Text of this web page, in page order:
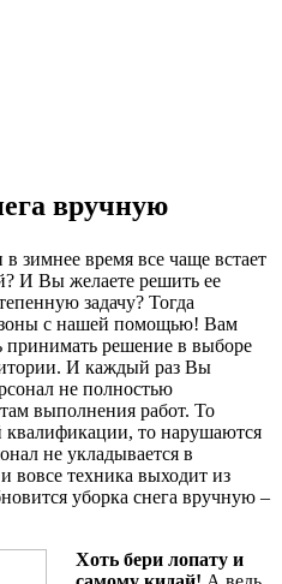
вручную
зимнее время все чаще встает
И Вы желаете решить ее
задачу? Тогда
зоны с нашей помощью! Вам
принимать решение в выборе
И каждый раз Вы
не полностью
выполнения работ. То
то нарушаются
не укладывается в
вовсе техника выходит из
уборка снега вручную –
Хоть бери лопату и